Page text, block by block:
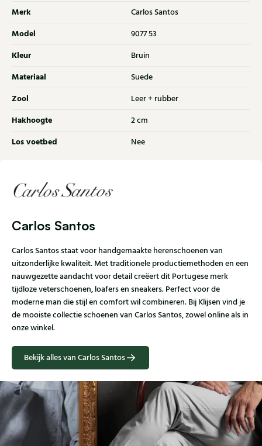
Merk Carlos Santos
Model 9077 53
Kleur Bruin
Materiaal Suede
Zool Leer + rubber
Hakhoogte 2 cm
Los voetbed Nee
Carlos Santos
Carlos Santos staat voor handgemaakte herenschoenen van
uitzonderlijke kwaliteit. Met traditionele productiemethoden en een
nauwgezette aandacht voor detail creëert dit Portugese merk
tijdloze veterschoenen, loafers en sneakers. Perfect voor de
moderne man die stijl en comfort wil combineren. Bij Klijsen vind je
de mooiste collectie schoenen van Carlos Santos, zowel online als in
onze winkel.
Bekijk alles van Carlos Santos